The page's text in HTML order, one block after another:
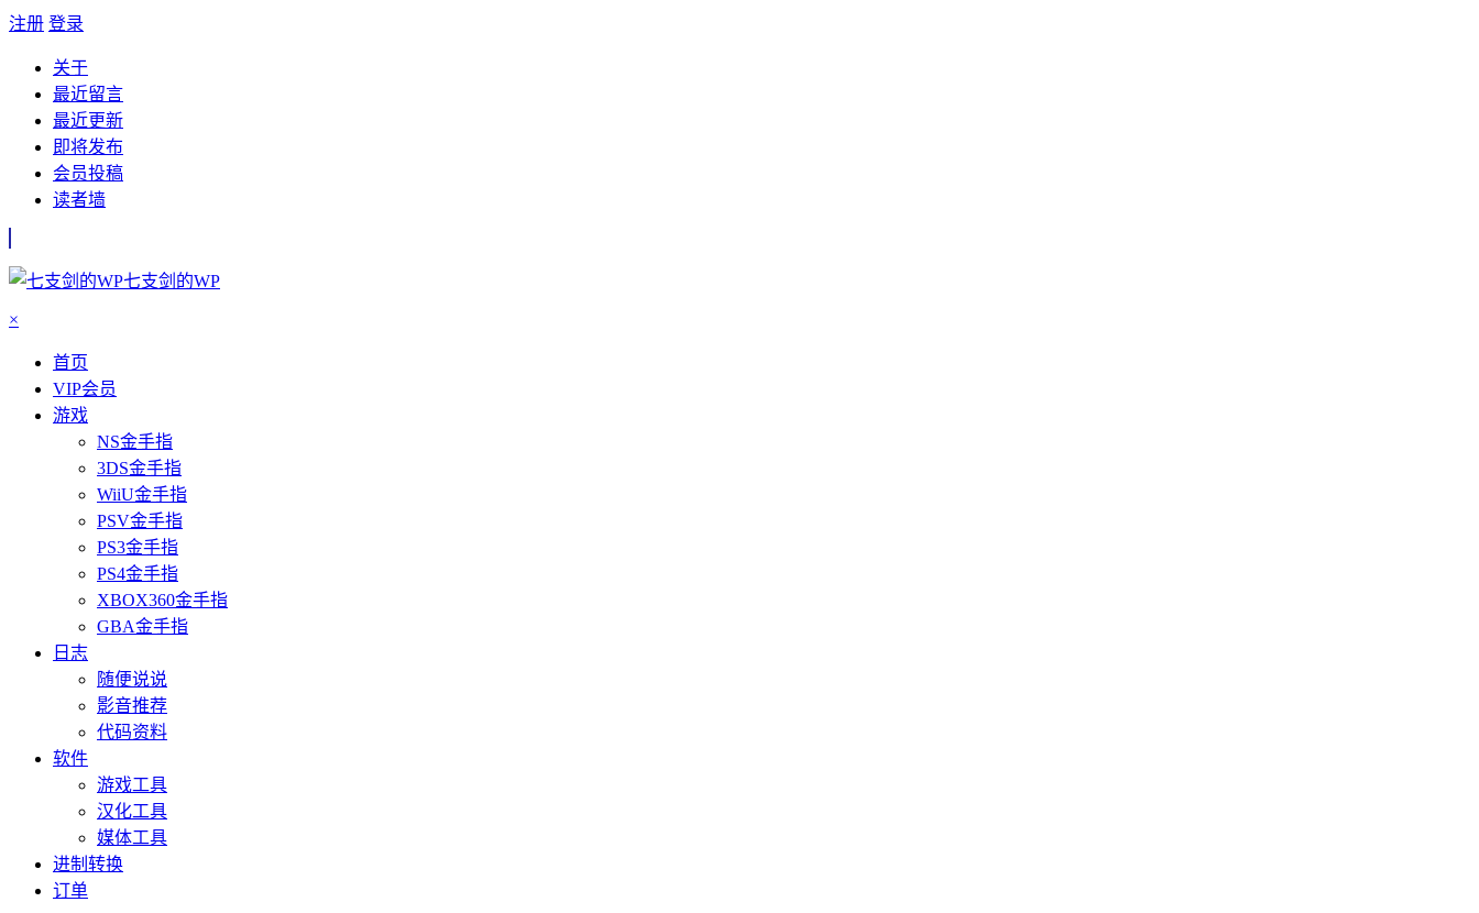
注册 登录
关于
最近留言
最近更新
即将发布
会员投稿
读者墙
七支剑的WP
×
首页
VIP会员
游戏
NS金手指
3DS金手指
WiiU金手指
PSV金手指
PS3金手指
PS4金手指
XBOX360金手指
GBA金手指
日志
随便说说
影音推荐
代码资料
软件
游戏工具
汉化工具
媒体工具
进制转换
订单